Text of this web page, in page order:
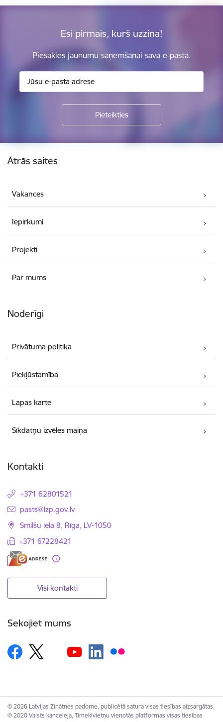
Esi pirmais, kurš uzzina!
Piesakies jaunumu saņemšanai savā e-pastā.
Kājene
Ātrās saites
Vakances
Iepirkumi
Projekti
Par mums
Noderīgi
Privātuma politika
Piekļūstamība
Lapas karte
Sīkdatņu izvēles maiņa
Kontakti
+371 62801521
E-pasts:
pasts@lzp.gov.lv
Smilšu iela 8, Rīga, LV-1050
+371 67228421
Visi kontakti
Sekojiet mums
© 2026 Latvijas Zinātnes padome, publicētā satura visas tiesības aizsargātas.
© 2020 Valsts kanceleja, Tīmekļvietņu vienotās platformas visas tiesības